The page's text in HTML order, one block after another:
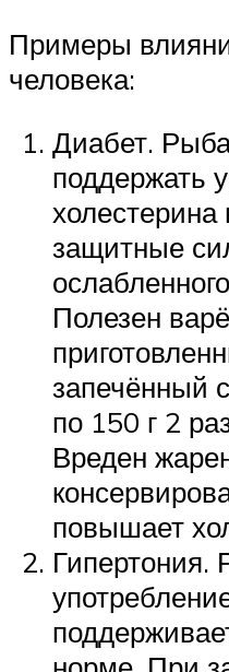
Примеры
человека:
Диабет.
поддержать
защитные
Полезен
запечённый
по 150 г 2
Вреден
повышает
Гипертония.